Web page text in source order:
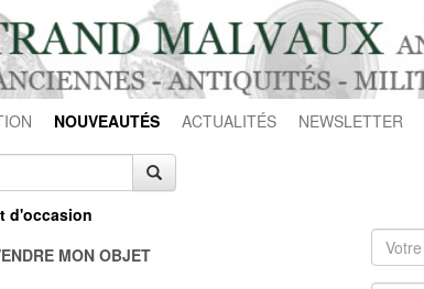
NOUVEAUTÉS ACTUALITÉS NEWSLETTER
d'occasion
MON OBJET